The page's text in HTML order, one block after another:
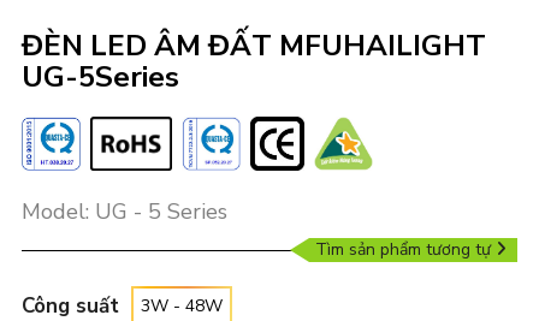
ĐÈN LED ÂM ĐẤT MFUHAILIGHT
UG-5Series
Model: UG - 5 Series
Tìm sản phẩm tương tự
Công suất 3W - 48W